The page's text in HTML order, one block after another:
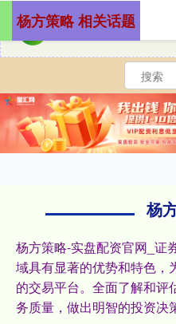
杨
杨方策略-实盘配资官网_证
域具有显著的优势和特色，
的交易平台。全面了解和评
务质量，做出明智的投资决
杨方策略 相关话题